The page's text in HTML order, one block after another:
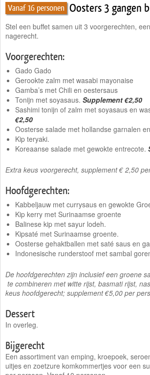
Nieuwsbrief
Vanaf 16 personen Oosters 3 gangen
Stel een buffet samen uit 3 voorgerechten,
nagerecht.
Voorgerechten:
Gado Gado
Gerookte zalm met wasabi mayonaise
Gamba’s met Chili en oestersaus
Tonijn met soyasaus. Supplement €2,50
Sashimi tonijn of zalm met soyasaus en
€2,50
Oosterse salade met hollandse garnalen
Kip teryaki.
Koreaanse salade met gewokte entrecote.
Extra keus voorgerecht, supplement € 2,50
Hoofdgerechten:
Kabbeljauw met currysaus en gewokte
Kip kerry met Surinaamse groente
Balinese kip met sayur lodeh.
Kipsaté met Surinaamse groente.
Oosterse gehaktballen met saté saus en
Indonesische runderstoof met sambal
De hoofdgerechten zijn inclusief een groene
te combineren met witte rijst, basmati rijst,
keus hoofdgerecht; supplement €5,00 per
Dessert
In overleg.
Bijgerecht
Een assortiment van emping, kroepoek,
uitjes en zoetzure komkommertjes voor een